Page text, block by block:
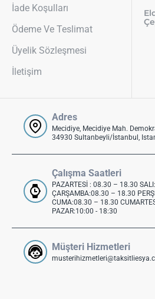
İade Koşulları
Ödeme Ve Teslimat
Üyelik Sözleşmesi
İletişim
Adres
Mecidiye, Mecidiye Mah.
34930 Sultanbeyli/İstanbul,
Çalışma Saatleri
PAZARTESİ : 08.30 – 18.30
ÇARŞAMBA:08.30 – 18.30
CUMA:08.30 – 18.30
PAZAR:10:00 - 18:30
Müşteri Hizmetleri